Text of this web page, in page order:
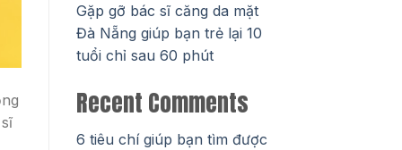
Gặp gỡ bác sĩ căng da mặt
Đà Nẵng giúp bạn trẻ lại 10
tuổi chỉ sau 60 phút
Recent Comments
6 tiêu chí giúp bạn tìm được